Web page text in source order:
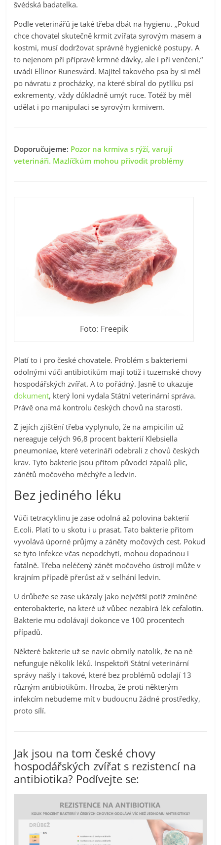
švédská badatelka.
Podle veterinářů je také třeba dbát na hygienu. „Pokud
chce chovatel skutečně krmit zvířata syrovým masem a
kostmi, musí dodržovat správné hygienické postupy. A
to nejenom při přípravě krmné dávky, ale i při venčení,“
uvádí Ellinor Runesvärd. Majitel takového psa by si měl
po návratu z procházky, na které sbíral do pytlíku psí
exkrementy, vždy důkladně umýt ruce. Totéž by měl
udělat i po manipulaci se syrovým krmivem.
Doporučujeme: Pozor na krmiva s rýží, varují
veterináři. Mazlíčkům mohou přivodit problémy
Foto: Freepik
Platí to i pro české chovatele. Problém s bakteriemi
odolnými vůči antibiotikům mají totiž i tuzemské chovy
hospodářských zvířat. A to pořádný. Jasně to ukazuje
dokument, který loni vydala Státní veterinární správa.
Právě ona má kontrolu českých chovů na starosti.
Z jejích zjištění třeba vyplynulo, že na ampicilin už
nereaguje celých 96,8 procent bakterií Klebsiella
pneumoniae, které veterináři odebrali z chovů českých
krav. Tyto bakterie jsou přitom původci zápalů plic,
zánětů močového měchýře a ledvin.
Bez jediného léku
Vůči tetracyklinu je zase odolná až polovina bakterií
E.coli. Platí to u skotu i u prasat. Tato bakterie přitom
vyvolává úporné průjmy a záněty močových cest. Pokud
se tyto infekce včas nepodchytí, mohou dopadnou i
fatálně. Třeba neléčený zánět močového ústrojí může v
krajním případě přerůst až v selhání ledvin.
U drůbeže se zase ukázaly jako největší potíž zmíněné
enterobakterie, na které už vůbec nezabírá lék cefalotin.
Bakterie mu odolávají dokonce ve 100 procentech
případů.
Některé bakterie už se navíc obrnily natolik, že na ně
nefunguje několik léků. Inspektoři Státní veterinární
správy našly i takové, které bez problémů odolají 13
různým antibiotikům. Hrozba, že proti některým
infekcím nebudeme mít v budoucnu žádné prostředky,
proto sílí.
Jak jsou na tom české chovy
hospodářských zvířat s rezistencí na
antibiotika? Podívejte se: